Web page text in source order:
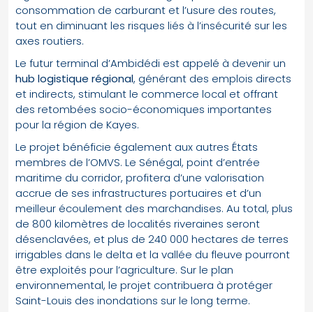
consommation de carburant et l’usure des routes,
tout en diminuant les risques liés à l’insécurité sur les
axes routiers.
Le futur terminal d’Ambidédi est appelé à devenir un
hub logistique régional, générant des emplois directs
et indirects, stimulant le commerce local et offrant
des retombées socio-économiques importantes
pour la région de Kayes.
Le projet bénéficie également aux autres États
membres de l’OMVS. Le Sénégal, point d’entrée
maritime du corridor, profitera d’une valorisation
accrue de ses infrastructures portuaires et d’un
meilleur écoulement des marchandises. Au total, plus
de 800 kilomètres de localités riveraines seront
désenclavées, et plus de 240 000 hectares de terres
irrigables dans le delta et la vallée du fleuve pourront
être exploités pour l’agriculture. Sur le plan
environnemental, le projet contribuera à protéger
Saint-Louis des inondations sur le long terme.